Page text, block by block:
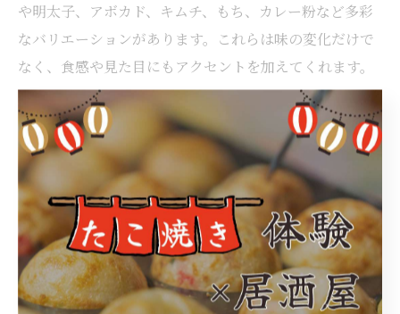
や明太子、アボカド、キムチ、もち、カレー粉など多彩
なバリエーションがあります。これらは味の変化だけで
なく、食感や見た目にもアクセントを加えてくれます。
トッピングは焼き上がった後にのせるだけなので、誰で
も簡単にアレンジを楽しめるのが魅力です。例えば、チ
ーズをのせてトロリと溶かしたり、明太マヨで仕上げた
りすると、まろやかなコクやピリ辛のアクセントが加わ
ります。カラフルな野菜をトッピングすれば、見た目の
華やかさもアップします。
トッピング選びの際は、参加者の好みに合わせて数種類
を用意しておくと盛り上がります。味の組み合わせをみ